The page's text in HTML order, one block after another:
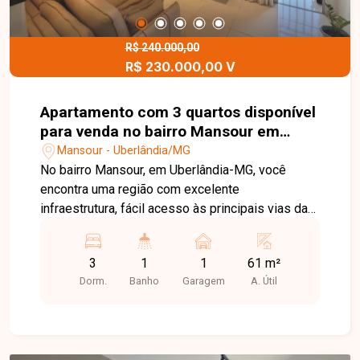
R$ 240.000,00
R$ 230.000,00 V
Apartamento com 3 quartos disponível
para venda no bairro Mansour em
Uberlândia-MG
Mansour - Uberlândia/MG
No bairro Mansour, em Uberlândia-MG, você
encontra uma região com excelente
infraestrutura, fácil acesso às principais vias da
escolas, comércios e diversos serviços,
proporcionando praticidade, segurança e
qualidade de vida para toda a família.
3
Dorm.
1
Banho
1
Garagem
61 m²
A. Útil